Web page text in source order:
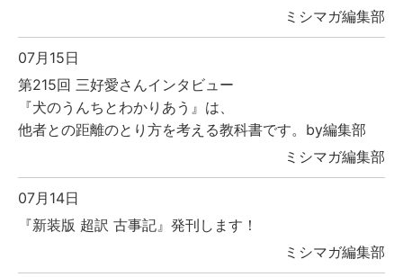
ミシマガ編集部
07月15日
第215回 三好愛さんインタビュー
『犬のうんちとわかりあう』は、
他者との距離のとり方を考える教科書です。by編集部
ミシマガ編集部
07月14日
『新装版 超訳 古事記』発刊します！
ミシマガ編集部